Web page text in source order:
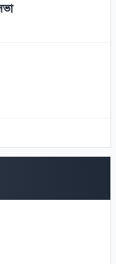
যাত্রীদের